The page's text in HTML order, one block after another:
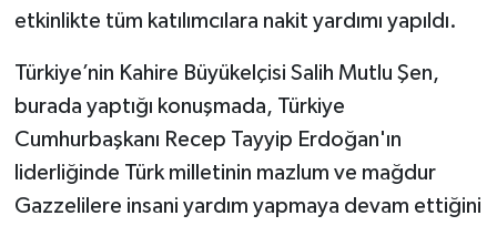
etkinlikte tüm katılımcılara nakit yardımı yapıldı.
Türkiye’nin Kahire Büyükelçisi Salih Mutlu Şen,
burada yaptığı konuşmada, Türkiye
Cumhurbaşkanı Recep Tayyip Erdoğan'ın
liderliğinde Türk milletinin mazlum ve mağdur
Gazzelilere insani yardım yapmaya devam ettiğini